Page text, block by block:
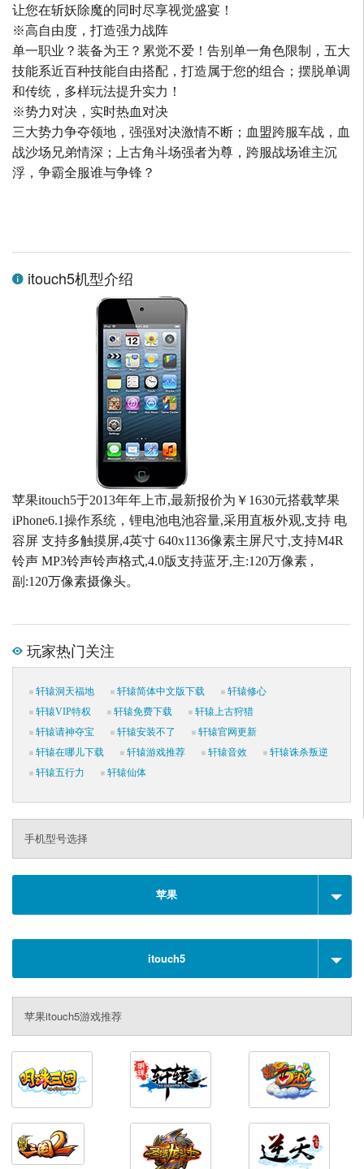
让您在斩妖除魔的同时尽享视觉盛宴！
※高自由度，打造强力战阵
单一职业？装备为王？累觉不爱！告别单一角色限制，五大
技能系近百种技能自由搭配，打造属于您的组合；摆脱单调
和传统，多样玩法提升实力！
※势力对决，实时热血对决
三大势力争夺领地，强强对决激情不断；血盟跨服车战，血
战沙场兄弟情深；上古角斗场强者为尊，跨服战场谁主沉
浮，争霸全服谁与争锋？
itouch5机型介绍
苹果itouch5于2013年年上市,最新报价为￥1630元搭载苹果
iPhone6.1操作系统，锂电池电池容量,采用直板外观,支持 电
容屏 支持多触摸屏,4英寸 640x1136像素主屏尺寸,支持M4R
铃声 MP3铃声铃声格式,4.0版支持蓝牙,主:120万像素 ,
副:120万像素摄像头。
玩家热门关注
轩辕洞天福地 轩辕简体中文版下载
轩辕修心
轩辕VIP特权
轩辕免费下载
轩辕上古狩猎
轩辕请神夺宝
轩辕安装不了
轩辕官网更新
轩辕在哪儿下载
轩辕游戏推荐 轩辕音效
轩辕诛杀叛逆
轩辕五行力
轩辕仙体
手机型号选择
苹果
itouch5
苹果itouch5游戏推荐